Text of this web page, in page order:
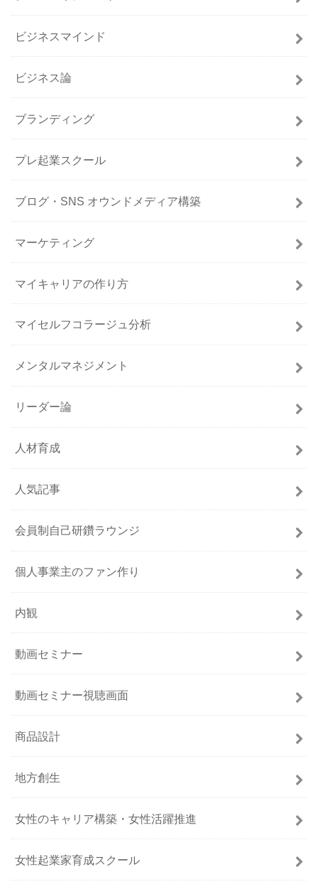
ビジネスマインド
ビジネス論
ブランディング
プレ起業スクール
ブログ・SNS オウンドメディア構築
マーケティング
マイキャリアの作り方
マイセルフコラージュ分析
メンタルマネジメント
リーダー論
人材育成
人気記事
会員制自己研鑽ラウンジ
個人事業主のファン作り
内観
動画セミナー
動画セミナー視聴画面
商品設計
地方創生
女性のキャリア構築・女性活躍推進
女性起業家育成スクール